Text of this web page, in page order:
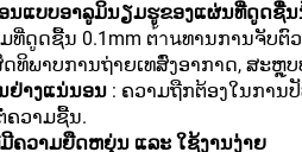
ນແບບອາລູມິນຽມຮູຂອງແຜ່ນທີ່ດູດຊື່
ທີ່ດູດຊື້ນ 0.1mm ຕ้านທານການຈັບ
ທິພາບການຖ່າຍເທສົ່ງອາກາດ, ສະຫຼຸ
ຢ່າງແນ່ນອນ : ຄວາມຖືກຕ້ອງໃນການ
ຄວາມຊື້ນ.
ຄວາມຍືດຫຍຸ່ນ ແລະ ໃຊ້ງານງ່າຍ